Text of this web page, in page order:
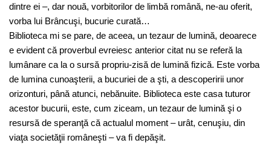
dintre ei –, dar nouă, vorbitorilor de limbă română, ne-au oferit,
vorba lui Brâncuşi, bucurie curată…
Biblioteca mi se pare, de aceea, un tezaur de lumină, deoarece
e evident că proverbul evreiesc anterior citat nu se referă la
lumânare ca la o sursă propriu-zisă de lumină fizică. Este vorba
de lumina cunoaşterii, a bucuriei de a şti, a descoperirii unor
orizonturi, până atunci, nebănuite. Biblioteca este casa tuturor
acestor bucurii, este, cum ziceam, un tezaur de lumină şi o
resursă de speranţă că actualul moment – urât, cenuşiu, din
viaţa societăţii româneşti – va fi depăşit.